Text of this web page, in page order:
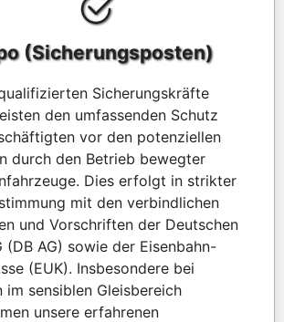
(Sicherungsposten)
Sicherungskräfte
den umfassenden Schutz
vor den potenziellen
durch den Betrieb bewegter
Dies erfolgt in strikter
mit den verbindlichen
und Vorschriften der Deutschen
(DB AG) sowie der Eisenbahn-
(EUK). Insbesondere bei
im sensiblen Gleisbereich
unsere erfahrenen